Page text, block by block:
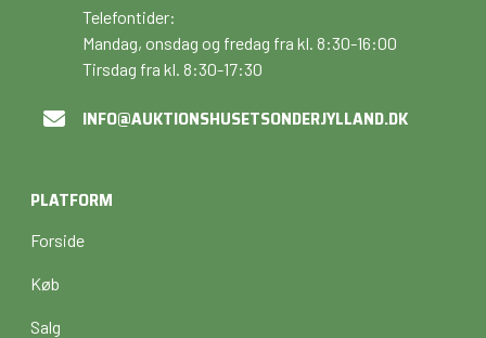
Telefontider:
Mandag, onsdag og fredag fra kl. 8:30-16:00
Tirsdag fra kl. 8:30-17:30
INFO@AUKTIONSHUSETSONDERJYLLAND.DK
PLATFORM
Forside
Køb
Salg